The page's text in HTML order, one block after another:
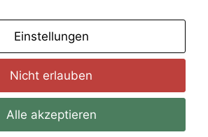
Einstellungen
Nicht erlauben
Alle akzeptieren